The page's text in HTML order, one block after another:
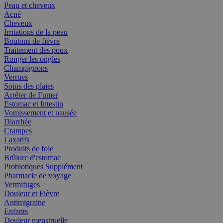
Peau et cheveux
Acné
Cheveux
Irritations de la peau
Boutons de fièvre
Traitement des poux
Ronger les ongles
Champignons
Verrues
Soins des plaies
Arrêter de Fumer
Estomac et Intestin
Vomissement et nausée
Diarrhée
Crampes
Laxatifs
Produits de foie
Brûlure d'estomac
Probiotiques Supplément
Pharmacie de voyage
Vermifuges
Douleur et Fièvre
Antimigraine
Enfants
Douleur menstruelle